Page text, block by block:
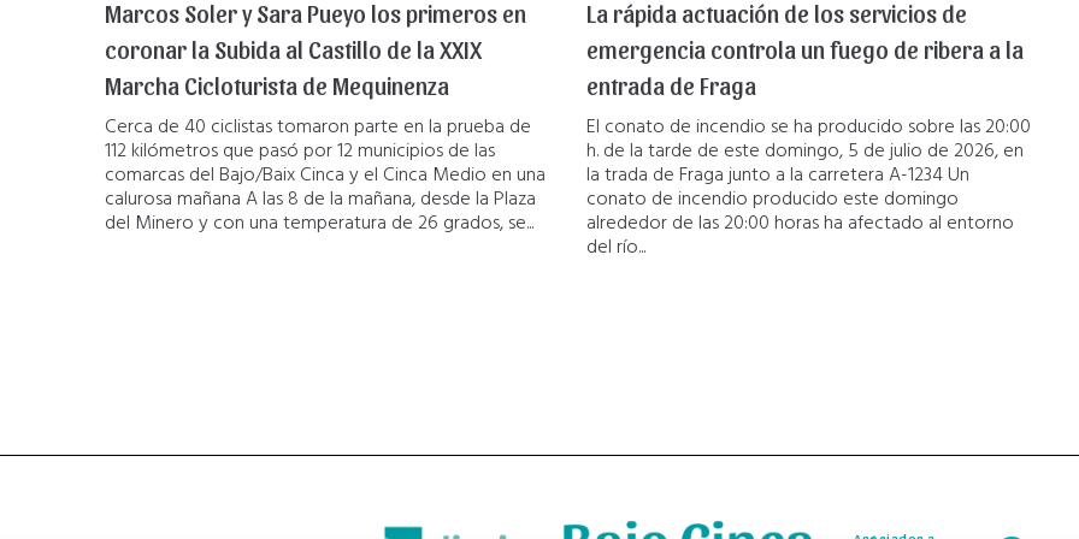
Marcos Soler y Sara Pueyo los primeros en
coronar la Subida al Castillo de la XXIX
Marcha Cicloturista de Mequinenza
Cerca de 40 ciclistas tomaron parte en la prueba de
112 kilómetros que pasó por 12 municipios de las
comarcas del Bajo/Baix Cinca y el Cinca Medio en una
calurosa mañana A las 8 de la mañana, desde la Plaza
del Minero y con una temperatura de 26 grados, se...
La rápida actuación de los servicios de
emergencia controla un fuego de ribera a la
entrada de Fraga
El conato de incendio se ha producido sobre las 20:00
h. de la tarde de este domingo, 5 de julio de 2026, en
la trada de Fraga junto a la carretera A-1234 Un
conato de incendio producido este domingo
alrededor de las 20:00 horas ha afectado al entorno
del río...